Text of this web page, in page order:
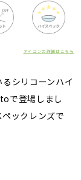
アイコンの詳細はこちら
シリコーンハイ
で登場しまし
ックレンズで